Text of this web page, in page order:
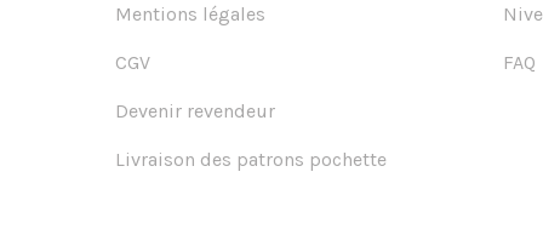
Mentions légales
CGV
Devenir revendeur
Livraison des patrons pochette
FAQ